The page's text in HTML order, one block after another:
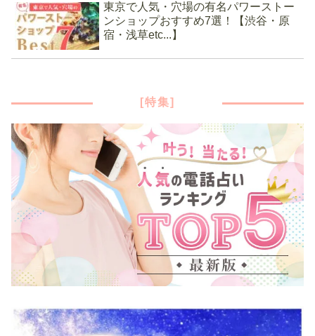
東京で人気・穴場の有名パワーストー
ンショップおすすめ7選！【渋谷・原
宿・浅草etc...】
[特集]